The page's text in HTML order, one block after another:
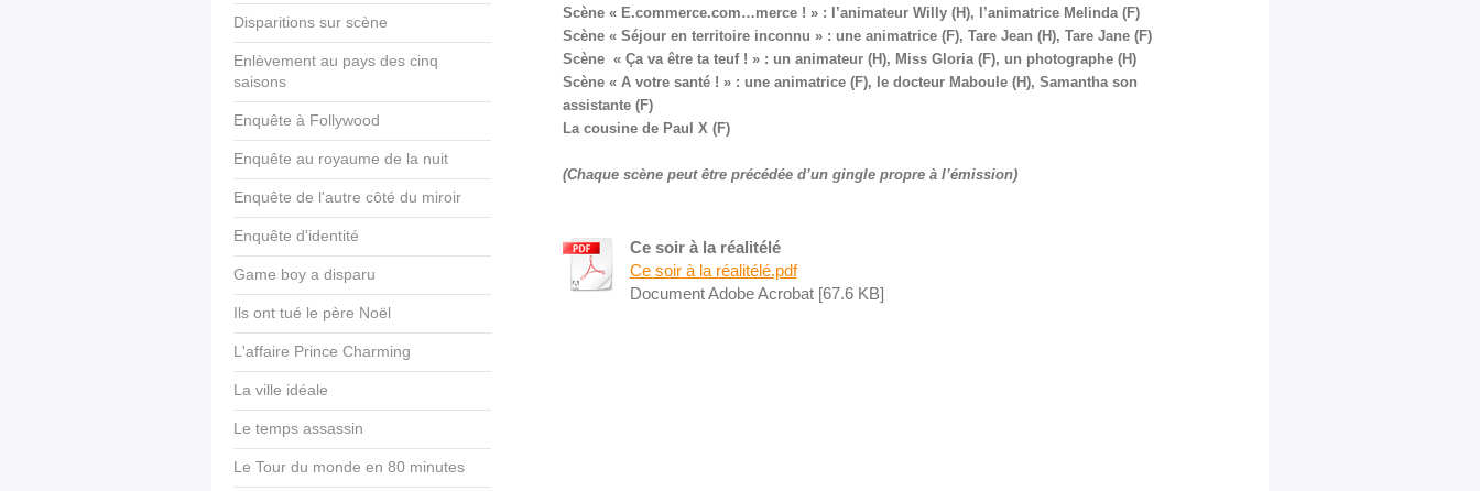
Scène « E.commerce.com…merce ! » : l’animateur Willy (H), l’animatrice Melinda (F)
Scène « Séjour en territoire inconnu » : une animatrice (F), Tare Jean (H), Tare Jane (F)
Scène « Ça va être ta teuf ! » : un animateur (H), Miss Gloria (F), un photographe (H)
Scène « A votre santé ! » : une animatrice (F), le docteur Maboule (H), Samantha son
assistante (F)
La cousine de Paul X (F)
(Chaque scène peut être précédée d’un gingle propre à l’émission)
Ce soir à la réalitélé
Ce soir à la réalitélé.pdf
Document Adobe Acrobat [67.6 KB]
Disparitions sur scène
Enlèvement au pays des cinq
saisons
Enquête à Follywood
Enquête au royaume de la nuit
Enquête de l'autre côté du miroir
Enquête d'identité
Game boy a disparu
Ils ont tué le père Noël
L'affaire Prince Charming
La ville idéale
Le temps assassin
Le Tour du monde en 80 minutes